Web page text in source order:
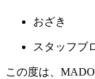
おざき
スタッフブ
この度は、